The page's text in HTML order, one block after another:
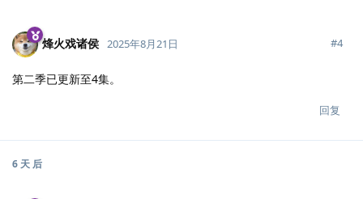
烽火戏诸侯 2025年8月21日 #4
第二季已更新至4集。
回复
6 天 后